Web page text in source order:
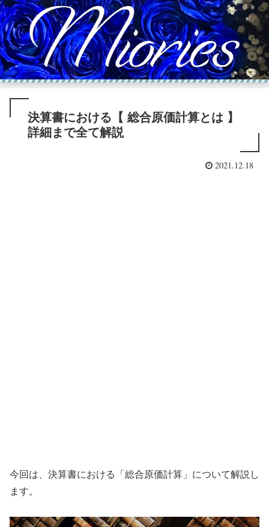
決算書における【 総合原価計算とは 】
詳細まで全て解説
2021.12.18
今回は、決算書における「総合原価計算」について解説し
ます。